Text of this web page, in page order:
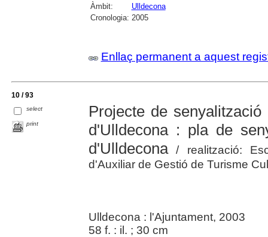
Àmbit:
Ulldecona
Cronologia: 2005
Enllaç permanent a aquest
10 / 93
select
print
Projecte de
d'Ulldecona : pla de
d'Ulldecona/ realització:
d'Auxiliar de Gestió de Turisme
Ulldecona : l'Ajuntament, 2003
58 f. : il. ; 30 cm